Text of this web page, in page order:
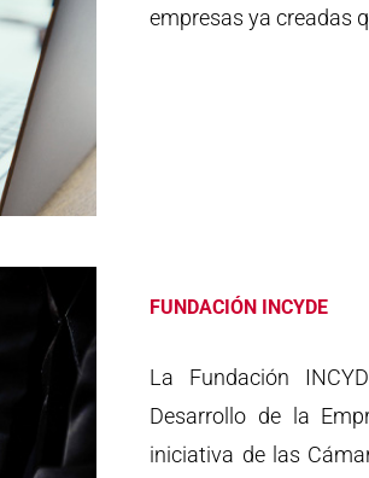
empresas ya creadas
FUNDACIÓN INCYDE
La Fundación
Desarrollo de la
iniciativa de las